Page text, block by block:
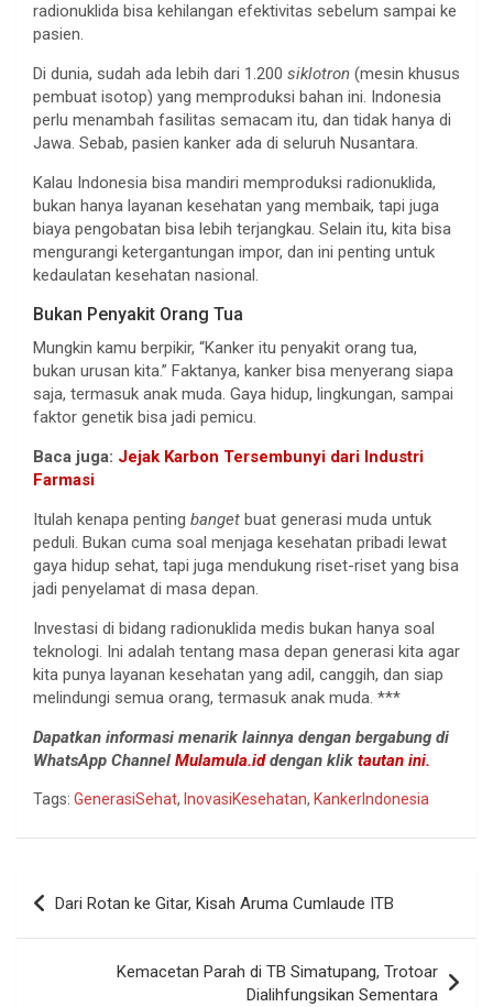
radionuklida bisa kehilangan efektivitas sebelum sampai ke
pasien.
Di dunia, sudah ada lebih dari 1.200 siklotron (mesin khusus
pembuat isotop) yang memproduksi bahan ini. Indonesia
perlu menambah fasilitas semacam itu, dan tidak hanya di
Jawa. Sebab, pasien kanker ada di seluruh Nusantara.
Kalau Indonesia bisa mandiri memproduksi radionuklida,
bukan hanya layanan kesehatan yang membaik, tapi juga
biaya pengobatan bisa lebih terjangkau. Selain itu, kita bisa
mengurangi ketergantungan impor, dan ini penting untuk
kedaulatan kesehatan nasional.
Bukan Penyakit Orang Tua
Mungkin kamu berpikir, “Kanker itu penyakit orang tua,
bukan urusan kita.” Faktanya, kanker bisa menyerang siapa
saja, termasuk anak muda. Gaya hidup, lingkungan, sampai
faktor genetik bisa jadi pemicu.
Baca juga: Jejak Karbon Tersembunyi dari Industri
Farmasi
Itulah kenapa penting banget buat generasi muda untuk
peduli. Bukan cuma soal menjaga kesehatan pribadi lewat
gaya hidup sehat, tapi juga mendukung riset-riset yang bisa
jadi penyelamat di masa depan.
Investasi di bidang radionuklida medis bukan hanya soal
teknologi. Ini adalah tentang masa depan generasi kita agar
kita punya layanan kesehatan yang adil, canggih, dan siap
melindungi semua orang, termasuk anak muda. ***
Dapatkan informasi menarik lainnya dengan bergabung di
WhatsApp Channel Mulamula.iddengan klik tautan ini.
Tags: GenerasiSehat, InovasiKesehatan, KankerIndonesia
Navigasi
pos
Dari Rotan ke Gitar, Kisah Aruma Cumlaude ITB
Kemacetan Parah di TB Simatupang, Trotoar
Dialihfungsikan Sementara